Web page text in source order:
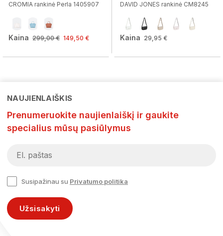
CROMIA rankinė Perla 1405907
Kaina 299,00 € 149,50 €
DAVID JONES rankinė CM8245
Kaina 29,95 €
NAUJIENLAIŠKIS
Prenumeruokite naujienlaiškį ir gaukite
specialius mūsų pasiūlymus
Susipažinau su Privatumo politika
Užsisakyti